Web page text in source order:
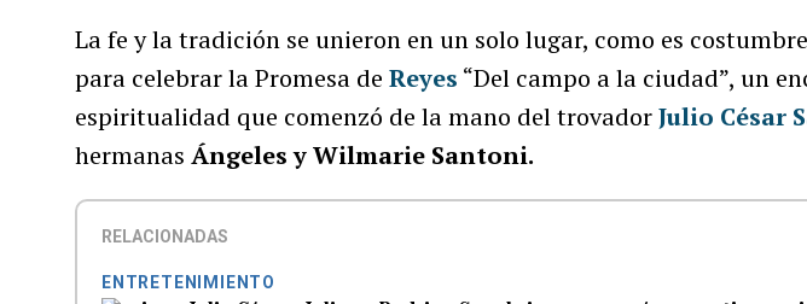
La fe y la tradición se unieron en un solo lugar, como es
para celebrar la Promesa deReyes “Del campo a la ciudad”, un
espiritualidad que comenzó de la mano del trovadorJulio César
hermanasÁngeles y Wilmarie Santoni.
RELACIONADAS
ENTRETENIMIENTO